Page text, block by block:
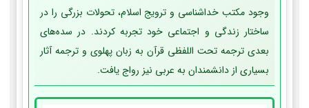
وجود مکتب خداشناسی و ترویج اسلام، تحولات بزرگی را در
ساختار زندگی و اجتماعی خود تجربه کردند. در سده‌های
بعدی ترجمه تحت اللفظی قرآن به زبان پهلوی و ترجمه آثار
بسیاری از دانشمندان به عربی نیز رواج یافت.